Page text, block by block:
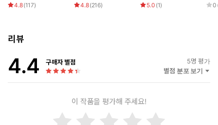
4.8(117) 4.8(216) 5.0 (1) 0
리뷰
4.4 구매자 별점 5명 평가
별점 분포 보기
이 작품을 평가해 주세요!